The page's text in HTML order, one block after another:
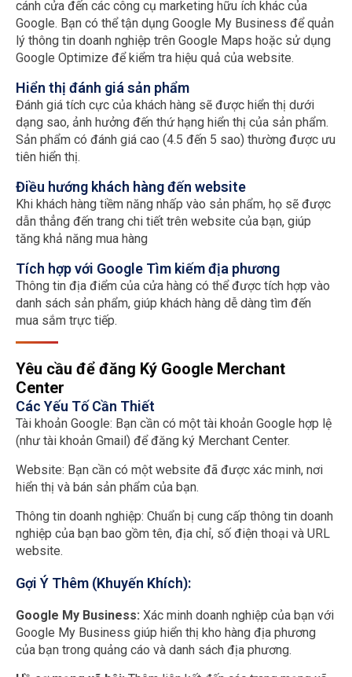
cánh cửa đến các công cụ marketing hữu ích khác của
Google. Bạn có thể tận dụng Google My Business để quản
lý thông tin doanh nghiệp trên Google Maps hoặc sử dụng
Google Optimize để kiểm tra hiệu quả của website.
Hiển thị đánh giá sản phẩm
Đánh giá tích cực của khách hàng sẽ được hiển thị dưới
dạng sao, ảnh hưởng đến thứ hạng hiển thị của sản phẩm.
Sản phẩm có đánh giá cao (4.5 đến 5 sao) thường được ưu
tiên hiển thị.
Điều hướng khách hàng đến website
Khi khách hàng tiềm năng nhấp vào sản phẩm, họ sẽ được
dẫn thẳng đến trang chi tiết trên website của bạn, giúp
tăng khả năng mua hàng
Tích hợp với Google Tìm kiếm địa phương
Thông tin địa điểm của cửa hàng có thể được tích hợp vào
danh sách sản phẩm, giúp khách hàng dễ dàng tìm đến
mua sắm trực tiếp.
Yêu cầu để đăng Ký Google Merchant
Center
Các Yếu Tố Cần Thiết
Tài khoản Google: Bạn cần có một tài khoản Google hợp lệ
(như tài khoản Gmail) để đăng ký Merchant Center.
Website: Bạn cần có một website đã được xác minh, nơi
hiển thị và bán sản phẩm của bạn.
Thông tin doanh nghiệp: Chuẩn bị cung cấp thông tin doanh
nghiệp của bạn bao gồm tên, địa chỉ, số điện thoại và URL
website.
Gợi Ý Thêm (Khuyến Khích):
Google My Business: Xác minh doanh nghiệp của bạn với
Google My Business giúp hiển thị kho hàng địa phương
của bạn trong quảng cáo và danh sách địa phương.